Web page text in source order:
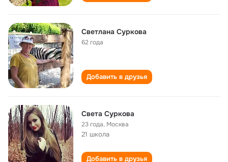
Светлана Суркова
62 года
Добавить в друзья
Света Суркова
23 года, Москва
21 школа
Добавить в друзья